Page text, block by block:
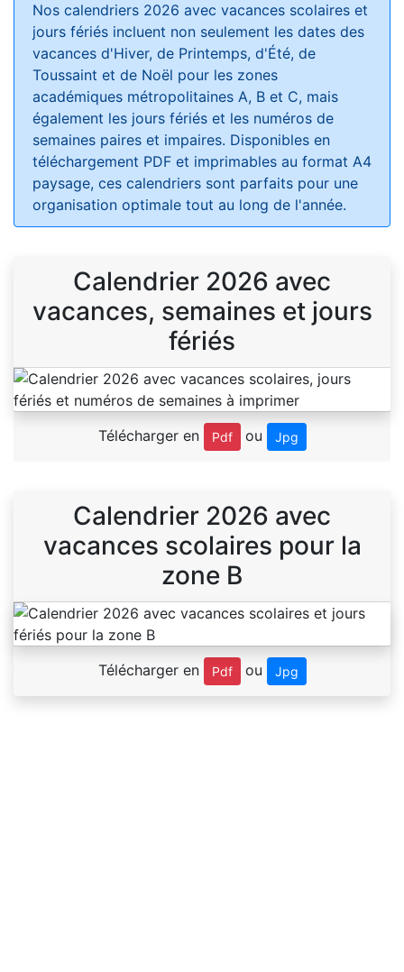
Nos calendriers 2026 avec vacances scolaires et
jours fériés incluent non seulement les dates des
vacances d'Hiver, de Printemps, d'Été, de
Toussaint et de Noël pour les zones
académiques métropolitaines A, B et C, mais
également les jours fériés et les numéros de
semaines paires et impaires. Disponibles en
téléchargement PDF et imprimables au format A4
paysage, ces calendriers sont parfaits pour une
organisation optimale tout au long de l'année.
Calendrier 2026 avec
vacances, semaines et jours
fériés
Télécharger en Pdf ou Jpg
Calendrier 2026 avec
vacances scolaires pour la
zone B
Télécharger en Pdf ou Jpg